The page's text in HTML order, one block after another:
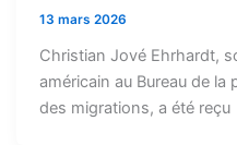
13 mars 2026
Christian Jové Ehrhardt,
américain au Bureau de
des migrations, a été reçu